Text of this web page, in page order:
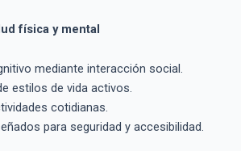
física y mental
mediante interacción social.
estilos de vida activos.
cotidianas.
para seguridad y accesibilidad.